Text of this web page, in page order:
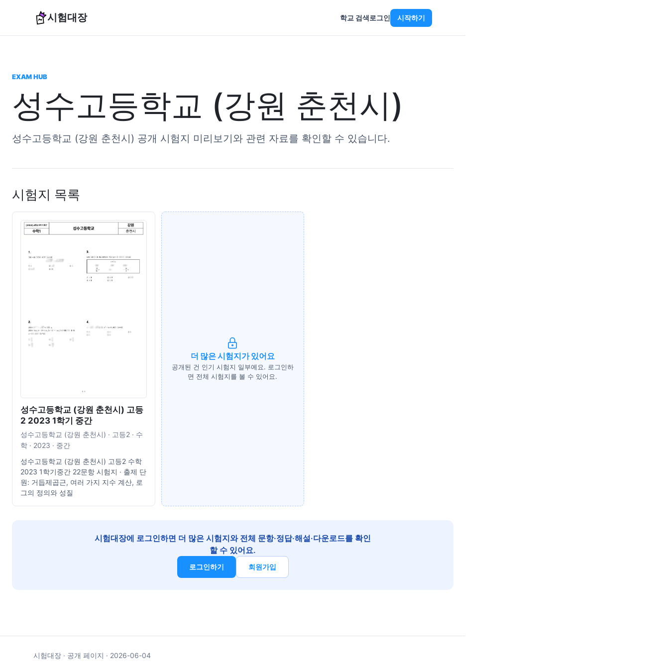
시험대장 학교 검색로그인 시작하기
EXAM HUB
성수고등학교 (강원 춘천시)
성수고등학교 (강원 춘천시) 공개 시험지 미리보기와 관련 자료를 확인할 수 있습니다.
시험지 목록
성수고등학교 (강원 춘천시) 고등
2 2023 1학기 중간
성수고등학교 (강원 춘천시) · 고등2 · 수
학 · 2023 · 중간
성수고등학교 (강원 춘천시) 고등2 수학
2023 1학기중간 22문항 시험지 · 출제 단
원: 거듭제곱근, 여러 가지 지수 계산, 로
그의 정의와 성질
더 많은 시험지가 있어요
공개된 건 인기 시험지 일부예요. 로그인하
면 전체 시험지를 볼 수 있어요.
시험대장에 로그인하면 더 많은 시험지와 전체 문항·정답·해설·다운로드를 확인
할 수 있어요.
로그인하기 회원가입
시험대장 · 공개 페이지 · 2026-06-04